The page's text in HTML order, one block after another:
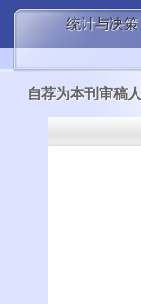
统计与决策
自荐为本刊审稿人